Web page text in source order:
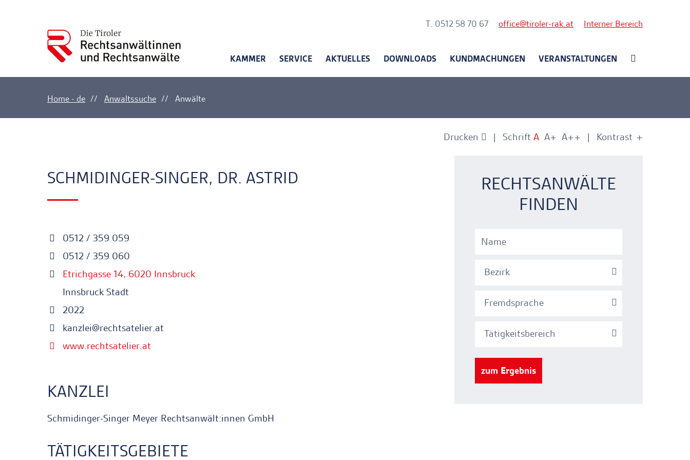
T. 0512 58 70 67 office tiroler-rak.at Interner Bereich
KAMMER SERVICE AKTUELLES DOWNLOADS KUNDMACHUNGEN VERANSTALTUNGEN
Home - de Anwaltssuche Anwälte
Drucken Schrift A A+ A++ Kontrast +
-
SCHMIDINGER-SINGER, DR. ASTRID
0512 / 359 059
0512 / 359 060
Etrichgasse 14, 6020 Innsbruck
Innsbruck Stadt
2022
kanzlei@rechtsatelier.at
www.rechtsatelier.at
KANZLEI
Schmidinger-Singer Meyer Rechtsanwält:innen GmbH
TÄTIGKEITSGEBIETE
RECHTSANWÄLTE
FINDEN
Bezirk
Fremdsprache
Tätigkeitsbereich
zum Ergebnis